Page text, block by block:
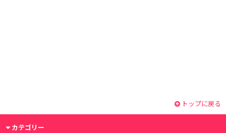
トップに戻る
カテゴリー